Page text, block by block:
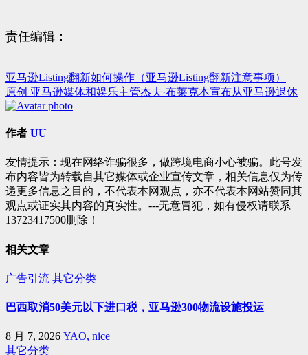
责任编辑：
文
章
导
亚马逊Listing翻新如何操作（亚马逊Listing翻新注意事项）
原创 亚马逊媒体和娱乐主管杰夫·布莱克本宣布从亚马逊退休
作者 UU
友情提示：现在网络诈骗很多，做跨境电商小心被骗。此号发
布内容皆为转载自其它媒体或企业宣传文章，相关信息仅为传
递更多信息之目的，不代表本网观点，亦不代表本网站赞同其
观点或证实其内容的真实性。---无意冒犯，如有侵权请联系
13723417500删除！
相关文章
广告引流 其它分类
巴西取消50美元以下进口税，亚马逊300物流设施投运
8 月 7, 2026 YAO, nice
其它分类